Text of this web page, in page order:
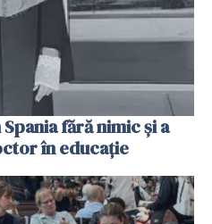
fără nimic și a
în educație